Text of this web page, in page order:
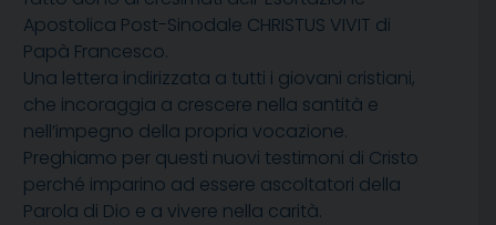
Apostolica Post-Sinodale CHRISTUS VIVIT di
Papà Francesco.
Una lettera indirizzata a tutti i giovani cristiani,
che incoraggia a crescere nella santità e
nell’impegno della propria vocazione.
Preghiamo per questi nuovi testimoni di Cristo
perché imparino ad essere ascoltatori della
Parola di Dio e a vivere nella carità.